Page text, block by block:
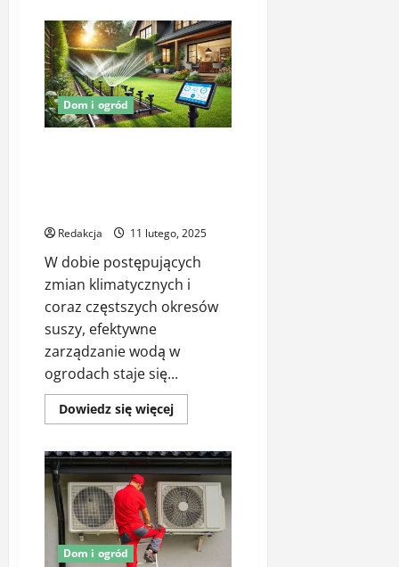
Poduszki
na
palety
i
poduszki
zewnętrzne
na
taras
–
Dom i ogród
Redakcja 11 lutego, 2025
W dobie postępujących
zmian klimatycznych i
coraz częstszych okresów
suszy, efektywne
zarządzanie wodą w
ogrodach staje się...
Dowiedz się więcejDowiedz
się
Nowoczesne
systemy
nawadniające
w
ogrodach
przydomowych
–
technologia
w
Dom i ogród